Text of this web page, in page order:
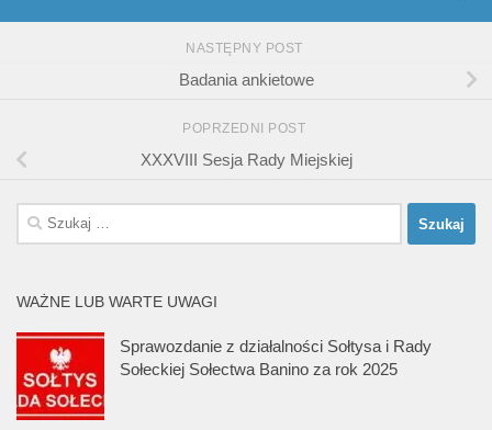
NASTĘPNY POST
Badania ankietowe
POPRZEDNI POST
XXXVIII Sesja Rady Miejskiej
Szukaj:
WAŻNE LUB WARTE UWAGI
Sprawozdanie z działalności Sołtysa i Rady
Sołeckiej Sołectwa Banino za rok 2025